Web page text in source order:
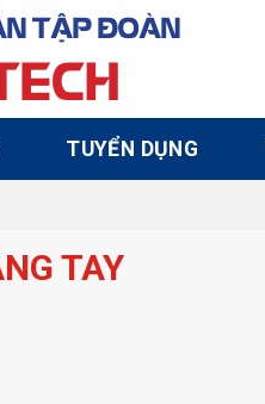
TẬP ĐOÀN
TUYỂN DỤNG
TAY